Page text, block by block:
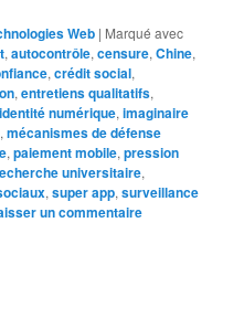
Web | Marqué avec
,autocontrôle,censure,Chine,
,crédit social,
,entretiens qualitatifs,
identité numérique,imaginaire
,mécanismes de défense
,paiement mobile,pression
universitaire,
,super app,surveillance
un commentaire